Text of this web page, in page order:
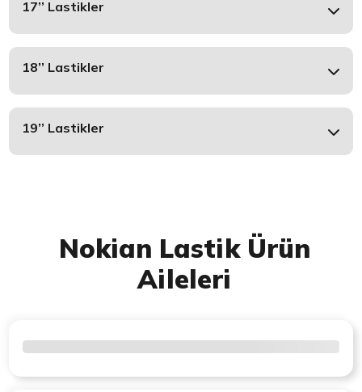
17’’ Lastikler
18’’ Lastikler
19’’ Lastikler
Nokian Lastik Ürün
Aileleri